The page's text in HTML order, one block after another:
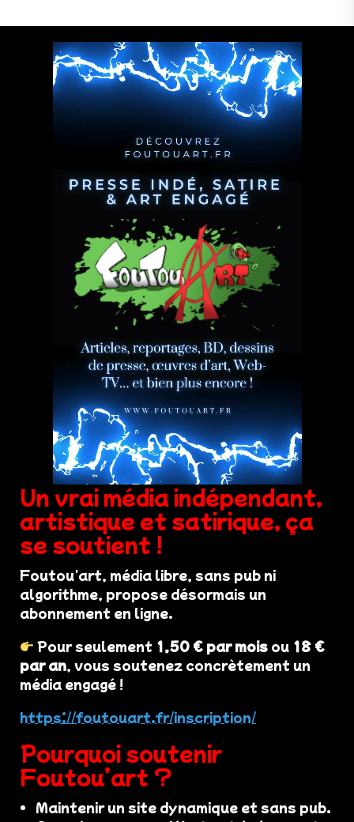
Un vrai média indépendant,
artistique et satirique, ça
se soutient !
Foutou'art, média libre, sans pub ni
algorithme, propose désormais un
abonnement en ligne.
Pour seulement 1,50 € par mois ou 18 €
par an, vous soutenez concrètement un
média engagé !
https://foutouart.fr/inscription/
Pourquoi soutenir
Foutou’art ?
Maintenir un site dynamique et sans pub.